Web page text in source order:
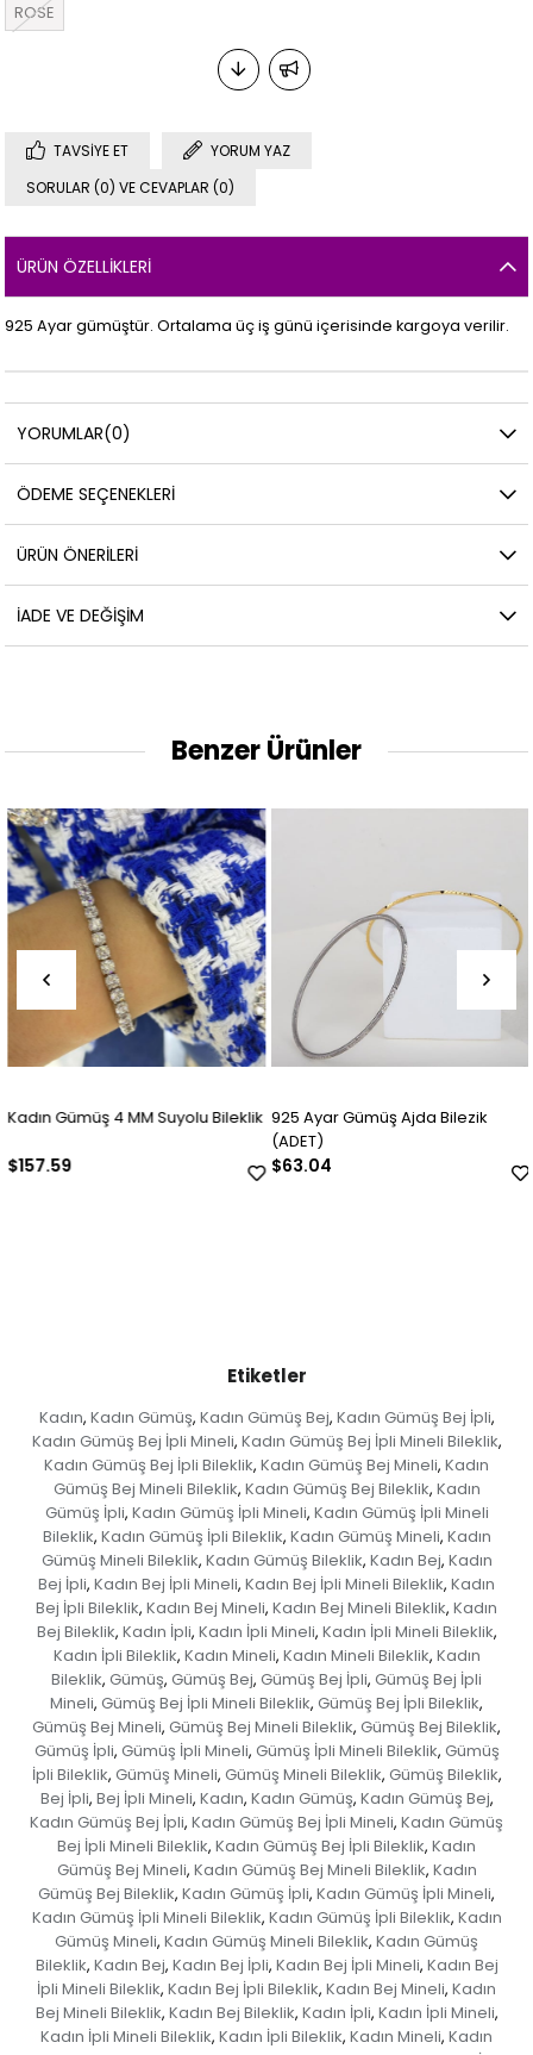
ROSE
TAVSIYE ET
YORUM YAZ
SORULAR (0) VE CEVAPLAR (0)
ÜRÜN ÖZELLIKLERI
925 Ayar gümüştür. Ortalama üç iş günü içerisinde kargoya verilir.
YORUMLAR(0)
ÖDEME SEÇENEKLERI
ÜRÜN ÖNERILERI
İADE VE DEĞIŞIM
Benzer Ürünler
Kadın Gümüş 4 MM Suyolu Bileklik
$157.59
925 Ayar Gümüş Ajda Bilezik
(ADET)
$63.04
Etiketler
Kadın, Kadın Gümüş, Kadın Gümüş Bej, Kadın Gümüş Bej İpli,
Kadın Gümüş Bej İpli Mineli, Kadın Gümüş Bej İpli Mineli Bileklik,
Kadın Gümüş Bej İpli Bileklik, Kadın Gümüş Bej Mineli, Kadın
Gümüş Bej Mineli Bileklik, Kadın Gümüş Bej Bileklik, Kadın
Gümüş İpli, Kadın Gümüş İpli Mineli, Kadın Gümüş İpli Mineli
Bileklik, Kadın Gümüş İpli Bileklik, Kadın Gümüş Mineli, Kadın
Gümüş Mineli Bileklik, Kadın Gümüş Bileklik, Kadın Bej, Kadın
Bej İpli, Kadın Bej İpli Mineli, Kadın Bej İpli Mineli Bileklik, Kadın
Bej İpli Bileklik, Kadın Bej Mineli, Kadın Bej Mineli Bileklik, Kadın
Bej Bileklik, Kadın İpli, Kadın İpli Mineli, Kadın İpli Mineli Bileklik,
Kadın İpli Bileklik, Kadın Mineli, Kadın Mineli Bileklik, Kadın
Bileklik, Gümüş, Gümüş Bej, Gümüş Bej İpli, Gümüş Bej İpli
Mineli, Gümüş Bej İpli Mineli Bileklik, Gümüş Bej İpli Bileklik,
Gümüş Bej Mineli, Gümüş Bej Mineli Bileklik, Gümüş Bej Bileklik,
Gümüş İpli, Gümüş İpli Mineli, Gümüş İpli Mineli Bileklik, Gümüş
İpli Bileklik, Gümüş Mineli, Gümüş Mineli Bileklik, Gümüş Bileklik,
Bej İpli, Bej İpli Mineli, Kadın, Kadın Gümüş, Kadın Gümüş Bej,
Kadın Gümüş Bej İpli, Kadın Gümüş Bej İpli Mineli, Kadın Gümüş
Bej İpli Mineli Bileklik, Kadın Gümüş Bej İpli Bileklik, Kadın
Gümüş Bej Mineli, Kadın Gümüş Bej Mineli Bileklik, Kadın
Gümüş Bej Bileklik, Kadın Gümüş İpli, Kadın Gümüş İpli Mineli,
Kadın Gümüş İpli Mineli Bileklik, Kadın Gümüş İpli Bileklik, Kadın
Gümüş Mineli, Kadın Gümüş Mineli Bileklik, Kadın Gümüş
Bileklik, Kadın Bej, Kadın Bej İpli, Kadın Bej İpli Mineli, Kadın Bej
İpli Mineli Bileklik, Kadın Bej İpli Bileklik, Kadın Bej Mineli, Kadın
Bej Mineli Bileklik, Kadın Bej Bileklik, Kadın İpli, Kadın İpli Mineli,
Kadın İpli Mineli Bileklik, Kadın İpli Bileklik, Kadın Mineli, Kadın